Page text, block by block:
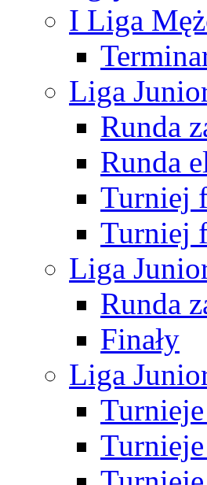
I Liga
Liga
Runda
Runda
Turniej
Turniej
Liga
Runda
Finały
Liga